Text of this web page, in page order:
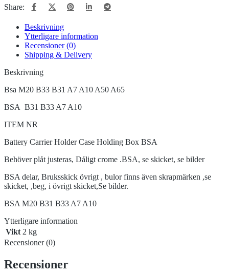
Share:
Beskrivning
Ytterligare information
Recensioner (0)
Shipping & Delivery
Beskrivning
Bsa M20 B33 B31 A7 A10 A50 A65
BSA B31 B33 A7 A10
ITEM NR
Battery Carrier Holder Case Holding Box BSA
Behöver plåt justeras, Dåligt crome .BSA, se skicket, se bilder
BSA delar, Bruksskick övrigt , bulor finns även skrapmärken ,se
skicket, ,beg, i övrigt skicket,Se bilder.
BSA M20 B31 B33 A7 A10
Ytterligare information
Vikt 2 kg
Recensioner (0)
Recensioner